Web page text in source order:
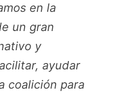
en la
un gran
y
ayudar
coalición para